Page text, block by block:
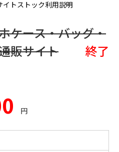
イトストック利用説明
ケース・バッグ・
販サイト
終了
円